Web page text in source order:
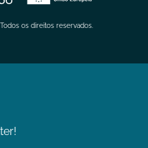
os direitos reservados.